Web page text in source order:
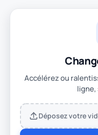
Accélérez ou
ligne,
Déposez votre